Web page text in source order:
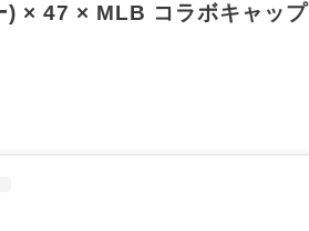
) × 47 × MLB コラボキャップ